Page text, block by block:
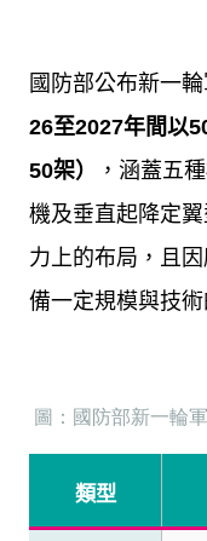
國防部公布新一
26至2027年間以
50架）
，涵蓋五
機及垂直起降定
力上的布局，且
備一定規模與技術
圖：國防部新一輪
類型